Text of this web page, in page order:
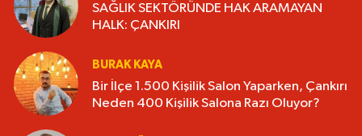
SAĞLIK SEKTÖRÜNDE HAK ARAMAYAN
HALK: ÇANKIRI
BURAK KAYA
Bir İlçe 1.500 Kişilik Salon Yaparken, Çankırı
Neden 400 Kişilik Salona Razı Oluyor?